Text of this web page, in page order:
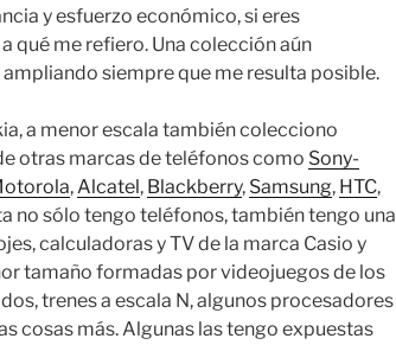
y esfuerzo económico, si eres
qué me refiero. Una colección aún
siempre que me resulta posible.
a menor escala también colecciono
otras marcas de teléfonos como Sony-
,Alcatel, Blackberry, Samsung, HTC,
no sólo tengo teléfonos, también tengo una
calculadoras y TV de la marca Casio y
tamaño formadas por videojuegos de los
trenes a escala N, algunos procesadores
cosas más. Algunas las tengo expuestas